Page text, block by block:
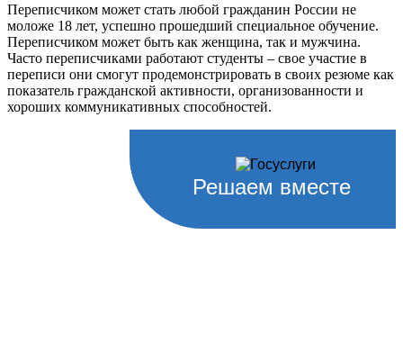
Переписчиком может стать любой гражданин России не
моложе 18 лет, успешно прошедший специальное обучение.
Переписчиком может быть как женщина, так и мужчина.
Часто переписчиками работают студенты – свое участие в
переписи они смогут продемонстрировать в своих резюме как
показатель гражданской активности, организованности и
хороших коммуникативных способностей.
Решаем вместе